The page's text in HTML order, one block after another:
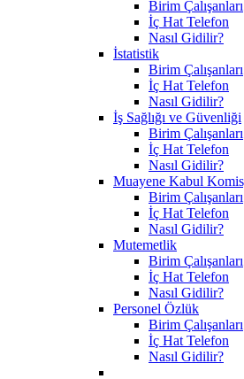
Birim Çalışanları
İç Hat Telefon
Nasıl Gidilir?
İstatistik
Birim Çalışanları
İç Hat Telefon
Nasıl Gidilir?
İş Sağlığı ve Güvenliği
Birim Çalışanları
İç Hat Telefon
Nasıl Gidilir?
Muayene Kabul
Birim Çalışanları
İç Hat Telefon
Nasıl Gidilir?
Mutemetlik
Birim Çalışanları
İç Hat Telefon
Nasıl Gidilir?
Personel Özlük
Birim Çalışanları
İç Hat Telefon
Nasıl Gidilir?